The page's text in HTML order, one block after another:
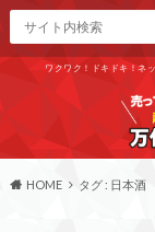
ワクワク！ドキドキ！ネ
HOME タグ : 日本酒